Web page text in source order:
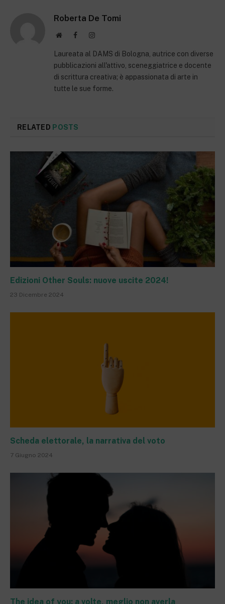
Roberta De Tomi
WebsiteFacebookInstagram
Laureata al DAMS di Bologna, autrice con diverse
pubblicazioni all'attivo, sceneggiatrice e docente
di scrittura creativa; è appassionata di arte in
tutte le sue forme.
RELATED POSTS
Edizioni Other Souls: nuove uscite 2024!
23 Dicembre 2024
Scheda elettorale, la narrativa del voto
7 Giugno 2024
The idea of you: a volte, meglio non averla